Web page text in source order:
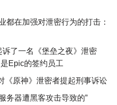
都在加强对泄密行为的打击：
诉了一名《堡垒之夜》泄密
Epic的签约员工
《原神》泄密者提起刑事诉讼
务器遭黑客攻击导致的”